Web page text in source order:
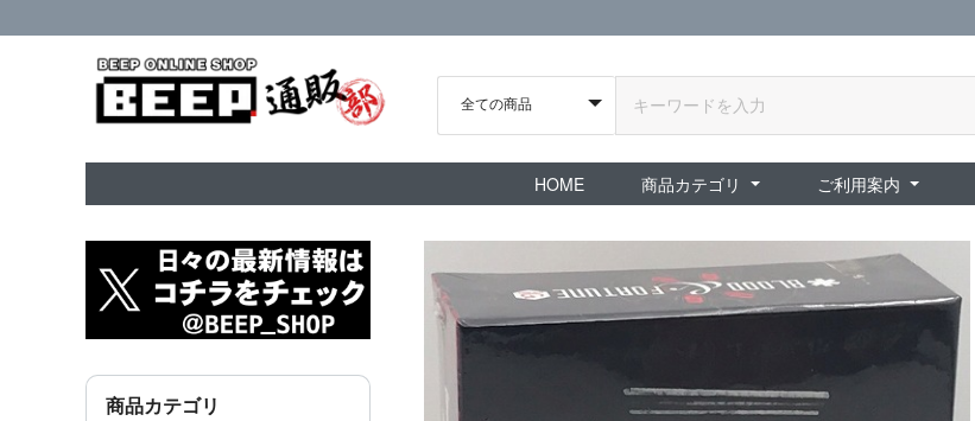
HOME
商品カテゴリ
ご利用案内
商品カテゴリ